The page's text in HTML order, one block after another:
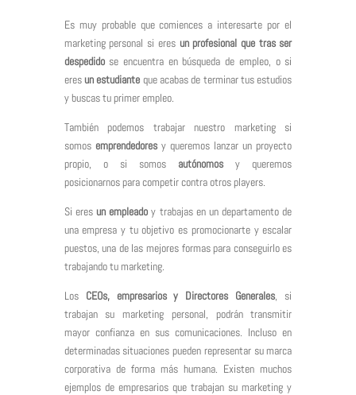
Es muy probable que comiences a interesarte por el
marketing personal si eres un profesional que tras ser
despedidose encuentra en búsqueda de empleo, o si
eresun estudiante que acabas de terminar tus estudios
y buscas tu primer empleo.
También podemos trabajar nuestro marketing si
somos emprendedoresy queremos lanzar un proyecto
propio, o si somos autónomos y queremos
posicionarnos para competir contra otros players.
Si eresun empleado y trabajas en un departamento de
una empresa y tu objetivo es promocionarte y escalar
puestos, una de las mejores formas para conseguirlo es
trabajando tu marketing.
Los CEOs, empresarios y Directores Generales , si
trabajan su marketing personal, podrán transmitir
mayor confianza en sus comunicaciones. Incluso en
determinadas situaciones pueden representar su marca
corporativa de forma más humana. Existen muchos
ejemplos de empresarios que trabajan su marketing y